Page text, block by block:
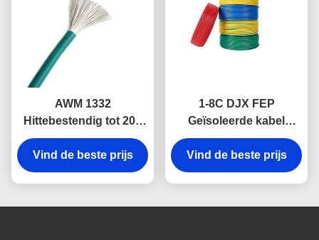
AWM 1332
Hittebestendig tot 200
graden Celsius DJX
FEP Teflon geïsoleerde
kabel 300V
Vind de beste prijs
1-8C DJX FEP
Geïsoleerde kabel
Hittebestendige tot 200
graden Celsius
Fluorplastische draad
Vind de beste prijs